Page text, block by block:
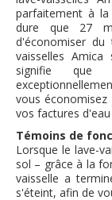
parfaitement à
dure que 27
d'économiser
vaisselles
signifie que
vous
vos factures
Témoins de
Lorsque le lave-
sol – grâce à la
vaisselle a
s'éteint, afin de